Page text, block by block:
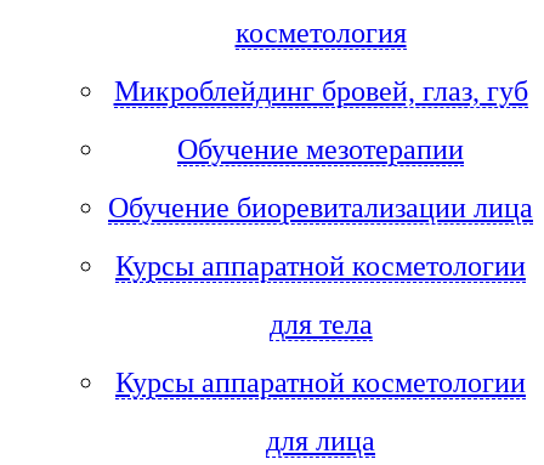
косметология
Микроблейдинг бровей, глаз, губ
Обучение мезотерапии
Обучение биоревитализации лица
Курсы аппаратной косметологии
для тела
Курсы аппаратной косметологии
для лица